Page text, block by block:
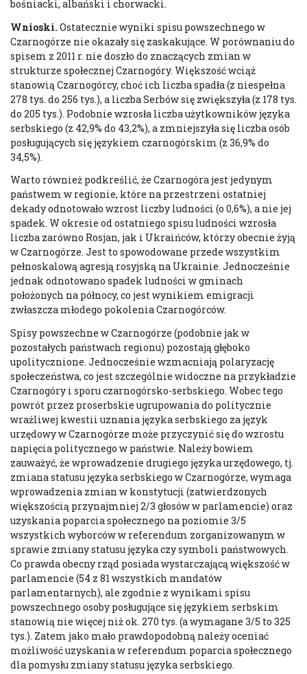
bośniacki, albański i chorwacki.
Wnioski. Ostatecznie wyniki spisu powszechnego w
Czarnogórze nie okazały się zaskakujące. W porównaniu do
spisem z 2011 r. nie doszło do znaczących zmian w
strukturze społecznej Czarnogóry. Większość wciąż
stanowią Czarnogórcy, choć ich liczba spadła (z niespełna
278 tys. do 256 tys.), a liczba Serbów się zwiększyła (z 178 tys.
do 205 tys.). Podobnie wzrosła liczba użytkowników języka
serbskiego (z 42,9% do 43,2%), a zmniejszyła się liczba osób
posługujących się językiem czarnogórskim (z 36,9% do
34,5%).
Warto również podkreślić, że Czarnogóra jest jedynym
państwem w regionie, które na przestrzeni ostatniej
dekady odnotowało wzrost liczby ludności (o 0,6%), a nie jej
spadek. W okresie od ostatniego spisu ludności wzrosła
liczba zarówno Rosjan, jak i Ukraińców, którzy obecnie żyją
w Czarnogórze. Jest to spowodowane przede wszystkim
pełnoskalową agresją rosyjską na Ukrainie. Jednocześnie
jednak odnotowano spadek ludności w gminach
położonych na północy, co jest wynikiem emigracji
zwłaszcza młodego pokolenia Czarnogórców.
Spisy powszechne w Czarnogórze (podobnie jak w
pozostałych państwach regionu) pozostają głęboko
upolitycznione. Jednocześnie wzmacniają polaryzację
społeczeństwa, co jest szczególnie widoczne na przykładzie
Czarnogóry i sporu czarnogórsko-serbskiego. Wobec tego
powrót przez proserbskie ugrupowania do politycznie
wrażliwej kwestii uznania języka serbskiego za język
urzędowy w Czarnogórze może przyczynić się do wzrostu
napięcia politycznego w państwie. Należy bowiem
zauważyć, że wprowadzenie drugiego języka urzędowego, tj.
zmiana statusu języka serbskiego w Czarnogórze, wymaga
wprowadzenia zmian w konstytucji (zatwierdzonych
większością przynajmniej 2/3 głosów w parlamencie) oraz
uzyskania poparcia społecznego na poziomie 3/5
wszystkich wyborców w referendum zorganizowanym w
sprawie zmiany statusu języka czy symboli państwowych.
Co prawda obecny rząd posiada wystarczającą większość w
parlamencie (54 z 81 wszystkich mandatów
parlamentarnych), ale zgodnie z wynikami spisu
powszechnego osoby posługujące się językiem serbskim
stanowią nie więcej niż ok. 270 tys. (a wymagane 3/5 to 325
tys.). Zatem jako mało prawdopodobną należy oceniać
możliwość uzyskania w referendum poparcia społecznego
dla pomysłu zmiany statusu języka serbskiego.